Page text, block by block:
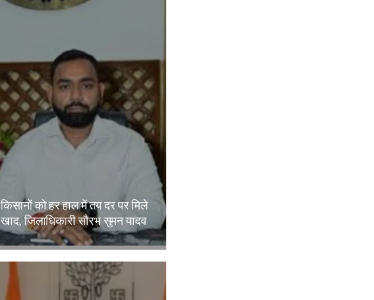
किसानों को हर हाल में तय दर पर मिले
खाद, जिलाधिकारी सौरभ सुमन यादव
Amit Lekh